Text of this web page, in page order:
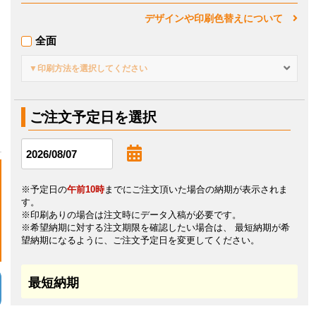
デザインや印刷色替えについて
全面
▼印刷方法を選択してください
ご注文予定日を選択
※予定日の午前10時までにご注文頂いた場合の納期が表示されま
す。
※印刷ありの場合は注文時にデータ入稿が必要です。
※希望納期に対する注文期限を確認したい場合は、 最短納期が希
望納期になるように、ご注文予定日を変更してください。
最短納期